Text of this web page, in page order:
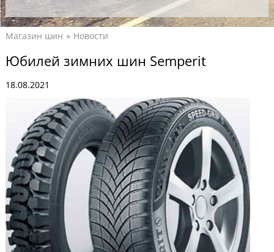
Магазин шин Новости
Юбилей зимних шин Semperit
18.08.2021